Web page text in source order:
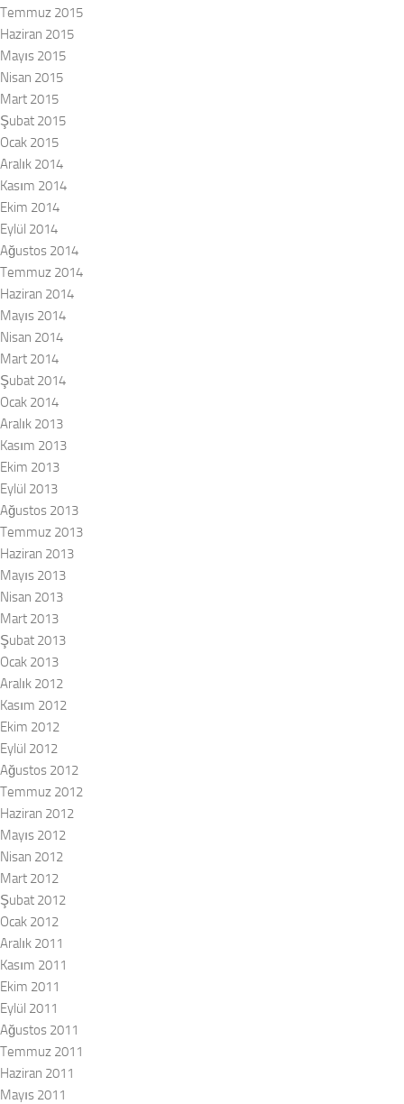
Temmuz 2015
Haziran 2015
Mayıs 2015
Nisan 2015
Mart 2015
Şubat 2015
Ocak 2015
Aralık 2014
Kasım 2014
Ekim 2014
Eylül 2014
Ağustos 2014
Temmuz 2014
Haziran 2014
Mayıs 2014
Nisan 2014
Mart 2014
Şubat 2014
Ocak 2014
Aralık 2013
Kasım 2013
Ekim 2013
Eylül 2013
Ağustos 2013
Temmuz 2013
Haziran 2013
Mayıs 2013
Nisan 2013
Mart 2013
Şubat 2013
Ocak 2013
Aralık 2012
Kasım 2012
Ekim 2012
Eylül 2012
Ağustos 2012
Temmuz 2012
Haziran 2012
Mayıs 2012
Nisan 2012
Mart 2012
Şubat 2012
Ocak 2012
Aralık 2011
Kasım 2011
Ekim 2011
Eylül 2011
Ağustos 2011
Temmuz 2011
Haziran 2011
Mayıs 2011